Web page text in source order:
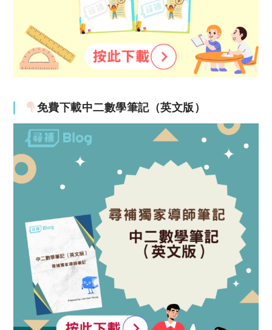
免費下載中二數學筆記（英文版）